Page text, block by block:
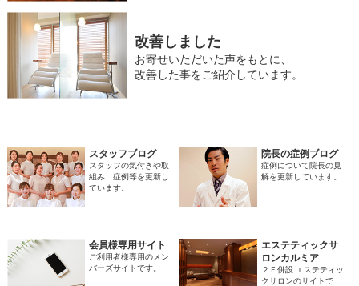
改善しました
お寄せいただいた声をもとに、
改善した事をご紹介しています。
スタッフブログ
スタッフの気付きや取
組み、症例等を更新し
ています。
院長の症例ブログ
症例について院長の見
解を更新しています。
会員様専用サイト
ご利用者様専用のメン
バーズサイトです。
エステティックサ
ロンカルミア
２Ｆ併設 エステティッ
クサロンのサイトで